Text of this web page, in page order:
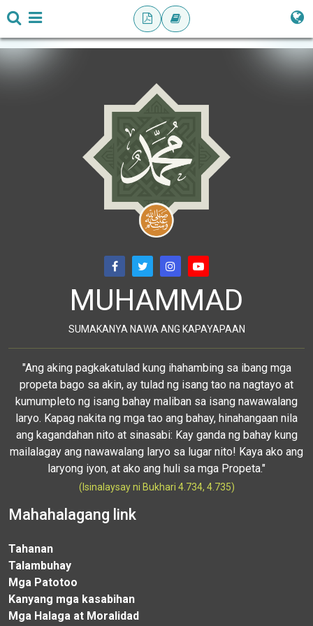
MUHAMMAD
SUMAKANYA NAWA ANG KAPAYAPAAN
"Ang aking pagkakatulad kung ihahambing sa ibang mga
propeta bago sa akin, ay tulad ng isang tao na nagtayo at
kumumpleto ng isang bahay maliban sa isang nawawalang
laryo. Kapag nakita ng mga tao ang bahay, hinahangaan nila
ang kagandahan nito at sinasabi: Kay ganda ng bahay kung
mailalagay ang nawawalang laryo sa lugar nito! Kaya ako ang
laryong iyon, at ako ang huli sa mga Propeta."
(Isinalaysay ni Bukhari 4.734, 4.735)
Mahahalagang link
Tahanan
Talambuhay
Mga Patotoo
Kanyang mga kasabihan
Mga Halaga at Moralidad